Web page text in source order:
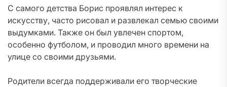
С самого детства Борис проявлял интерес к
искусству, часто рисовал и развлекал семью своими
выдумками. Также он был увлечен спортом,
особенно футболом, и проводил много времени на
улице со своими друзьями.
Родители всегда поддерживали его творческие